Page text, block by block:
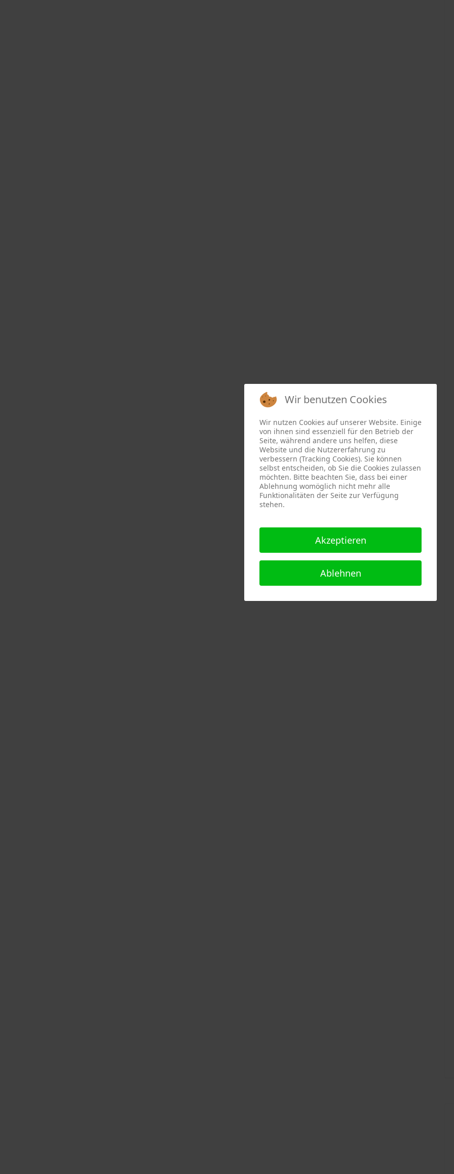
Wir benutzen Cookies
Wir nutzen Cookies auf unserer Website. Einige
von ihnen sind essenziell für den Betrieb der
Seite, während andere uns helfen, diese
Website und die Nutzererfahrung zu
verbessern (Tracking Cookies). Sie können
selbst entscheiden, ob Sie die Cookies zulassen
möchten. Bitte beachten Sie, dass bei einer
Ablehnung womöglich nicht mehr alle
Funktionalitäten der Seite zur Verfügung
stehen.
Akzeptieren
Ablehnen